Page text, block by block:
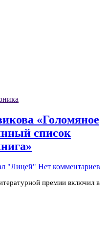
«Голомяное
список
"Лицей" Нет комментариев
премии включил в